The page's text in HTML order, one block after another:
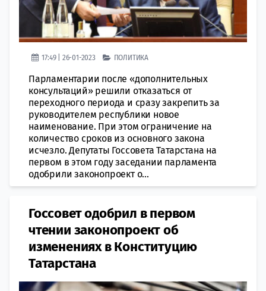
17:49 | 26-01-2023 ПОЛИТИКА
Парламентарии после «дополнительных
консультаций» решили отказаться от
переходного периода и сразу закрепить за
руководителем республики новое
наименование. При этом ограничение на
количество сроков из основного закона
исчезло. Депутаты Госсовета Татарстана на
первом в этом году заседании парламента
одобрили законопроект о...
Госсовет одобрил в первом
чтении законопроект об
изменениях в Конституцию
Татарстана